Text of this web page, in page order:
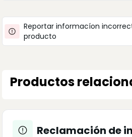
Reportar informacíon
producto
Productos
Reclamación de